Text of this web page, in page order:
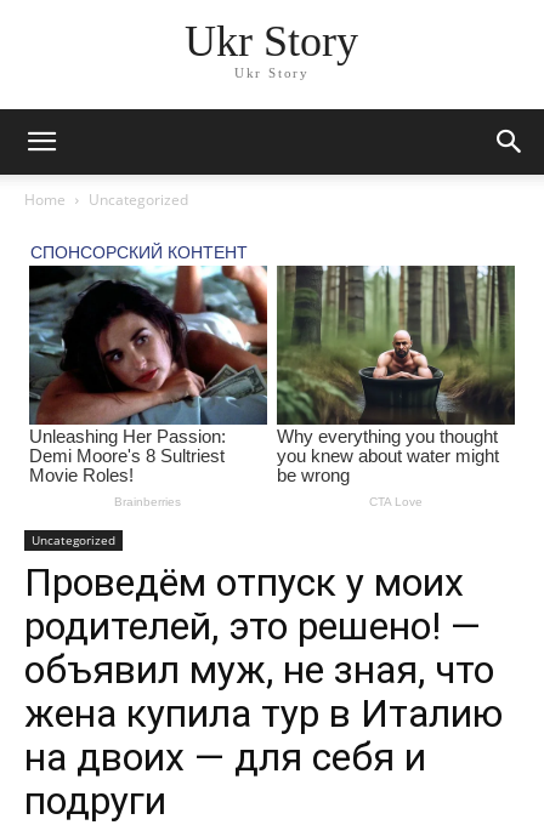
Ukr Story
Ukr Story
Home Uncategorized
Uncategorized
Проведём отпуск у моих
родителей, это решено! —
объявил муж, не зная, что
жена купила тур в Италию
на двоих — для себя и
подруги